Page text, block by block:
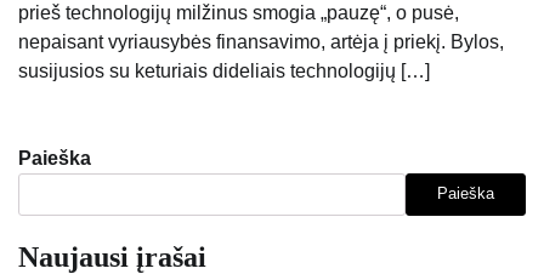
prieš technologijų milžinus smogia „pauzę“, o pusė,
nepaisant vyriausybės finansavimo, artėja į priekį. Bylos,
susijusios su keturiais dideliais technologijų […]
Paieška
Paieška
Naujausi įrašai